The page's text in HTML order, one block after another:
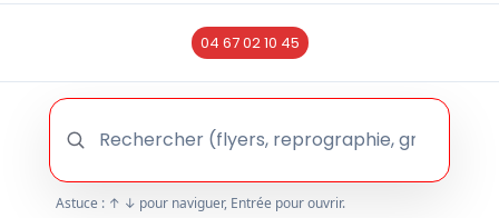
04 67 02 10 45
Astuce : ↑ ↓ pour naviguer, Entrée pour ouvrir.